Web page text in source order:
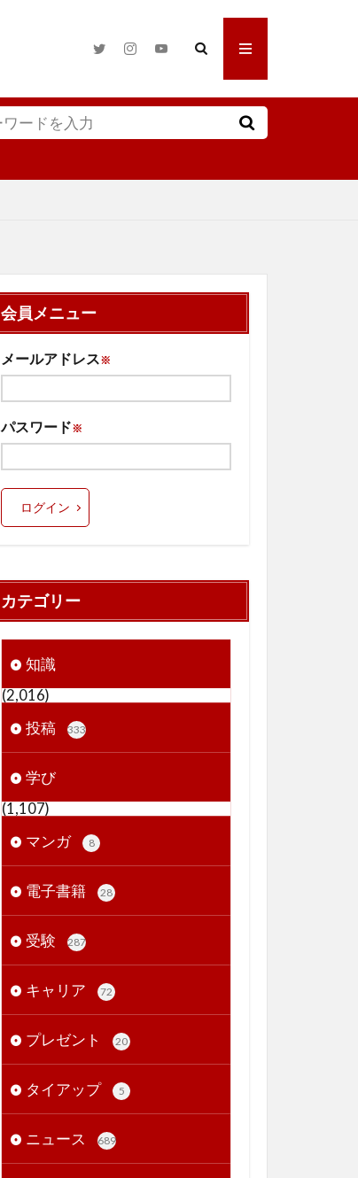
会員メニュー
メールアドレス※
パスワード※
ログイン
カテゴリー
知識
(2,016)
投稿
333
学び
(1,107)
マンガ
8
電子書籍 28
受験 287
キャリア 72
プレゼント 20
タイアップ 5
ニュース 689